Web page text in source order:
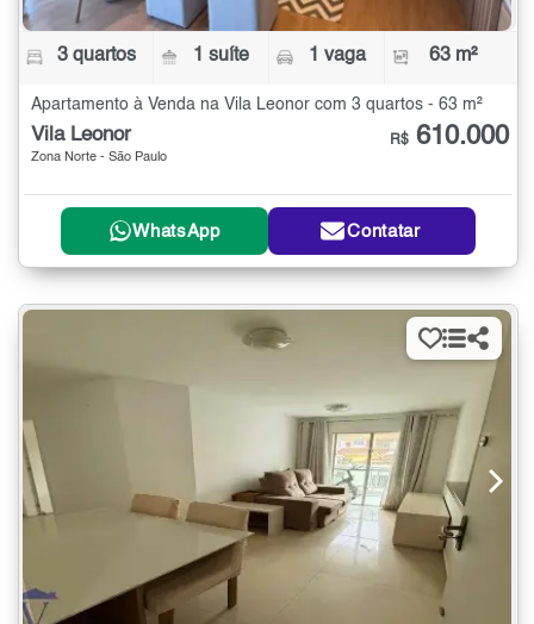
3 quartos 1 suíte 1 vaga 63 m²
Apartamento à Venda na Vila Leonor com 3 quartos - 63 m²
Vila Leonor
Zona Norte - São Paulo
R$ 610.000
WhatsApp Contatar